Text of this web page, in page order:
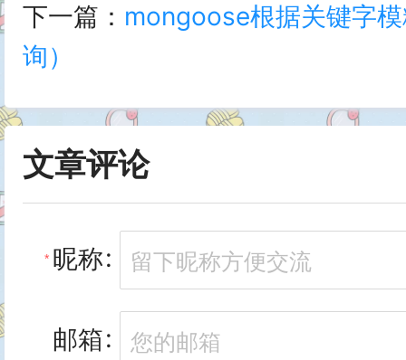
//引入getters
// 1.在computed中 声明方法
// 2.通过mapGetters 在
// getters第一种获取方法
// count(){
context.commit('add',10)
// 后执行 因为是异步
reduceAction(context){
context.commit('reduce')
}
}
下一篇： mongoose根据关键字
询）
文章评论
昵称
邮箱